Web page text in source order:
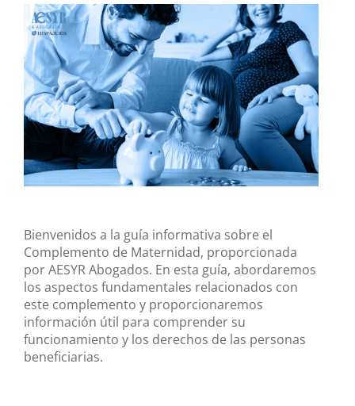
Ver
imagen
más
grande
Bienvenidos a la guía informativa sobre el
Complemento de Maternidad, proporcionada
por AESYR Abogados. En esta guía, abordaremos
los aspectos fundamentales relacionados con
este complemento y proporcionaremos
información útil para comprender su
funcionamiento y los derechos de las personas
beneficiarias.